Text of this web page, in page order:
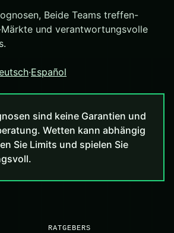
Beide Teams treffen-
und verantwortungsvolle
·Español
sind keine Garantien und
Wetten kann abhängig
Sie Limits und spielen Sie
RATGEBERS